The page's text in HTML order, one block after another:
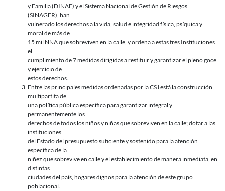
y Familia (DINAF) y el Sistema Nacional de Gestión de Riesgos
(SINAGER), han
vulnerado los derechos a la vida, salud e integridad física, psíquica y
moral de más de
15 mil NNA que sobreviven en la calle, y ordena a estas tres Instituciones
el
cumplimiento de 7 medidas dirigidas a restituir y garantizar el pleno goce
y ejercicio de
estos derechos.
Entre las principales medidas ordenadas por la CSJ está la construcción
multipartita de
una política pública específica para garantizar integral y
permanentemente los
derechos de todos los niños y niñas que sobreviven en la calle; dotar a las
instituciones
del Estado del presupuesto suficiente y sostenido para la atención
específica de la
niñez que sobrevive en calle y el establecimiento de manera inmediata, en
distintas
ciudades del país, hogares dignos para la atención de este grupo
poblacional.